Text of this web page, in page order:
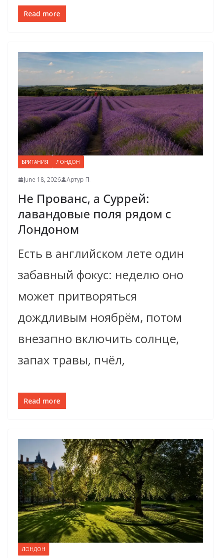
Read more
БРИТАНИЯ ЛОНДОН
June 18, 2026 Артур П.
Не Прованс, а Суррей:
лавандовые поля рядом с
Лондоном
Есть в английском лете один
забавный фокус: неделю оно
может притворяться
дождливым ноябрём, потом
внезапно включить солнце,
запах травы, пчёл,
Read more
ЛОНДОН